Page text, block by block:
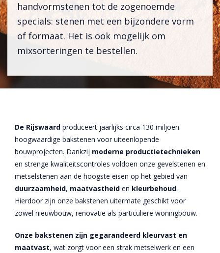
handvormstenen tot de zogenoemde
specials: stenen met een bijzondere vorm
of formaat. Het is ook mogelijk om
mixsorteringen te bestellen.
De Rijswaard produceert jaarlijks circa 130 miljoen
hoogwaardige bakstenen voor uiteenlopende
bouwprojecten. Dankzij moderne productietechnieken
en strenge kwaliteitscontroles voldoen onze gevelstenen en
metselstenen aan de hoogste eisen op het gebied van
duurzaamheid, maatvastheid en kleurbehoud.
Hierdoor zijn onze bakstenen uitermate geschikt voor
zowel nieuwbouw, renovatie als particuliere woningbouw.
Onze bakstenen zijn gegarandeerd kleurvast en
maatvast, wat zorgt voor een strak metselwerk en een